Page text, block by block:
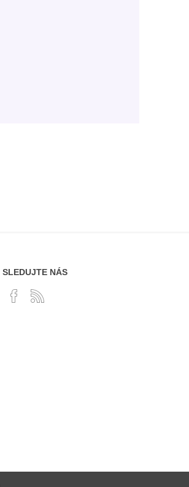
SLEDUJTE NÁS